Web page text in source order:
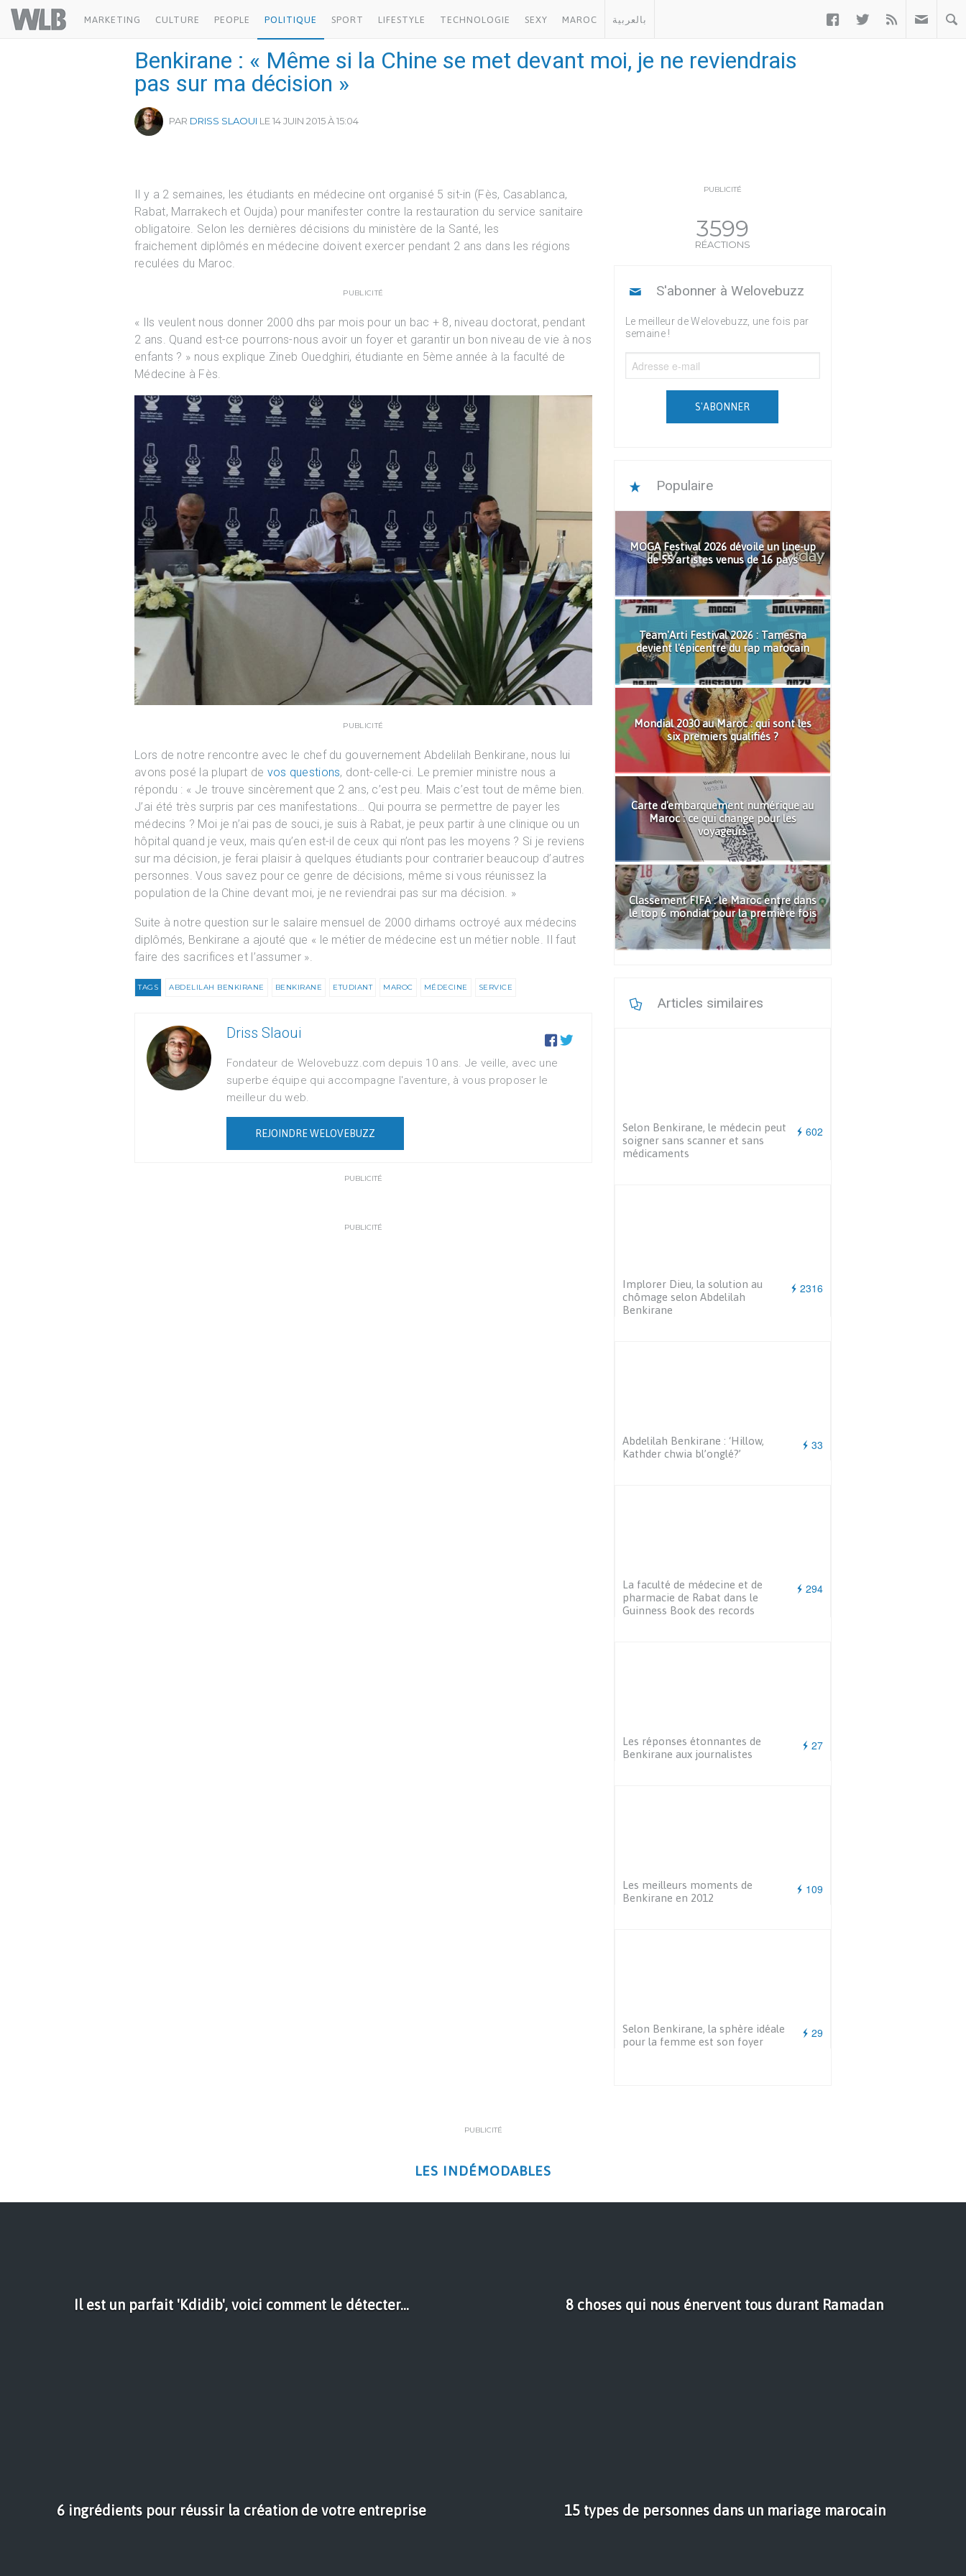
Welovebuzz
MARKETING CULTURE PEOPLE POLITIQUE SPORT LIFESTYLE TECHNOLOGIE SEXY MAROC بالعربية   
Benkirane : « Même si la Chine se met devant moi, je ne reviendrais
pas sur ma décision »
PAR DRISS SLAOUI LE 14 JUIN 2015 À 15:04
Il y a 2 semaines, les étudiants en médecine ont organisé 5 sit-in (Fès, Casablanca,
Rabat, Marrakech et Oujda) pour manifester contre la restauration du service sanitaire
obligatoire. Selon les dernières décisions du ministère de la Santé, les
fraichement diplômés en médecine doivent exercer pendant 2 ans dans les régions
reculées du Maroc.
PUBLICITÉ
« Ils veulent nous donner 2000 dhs par mois pour un bac + 8, niveau doctorat, pendant
2 ans. Quand est-ce pourrons-nous avoir un foyer et garantir un bon niveau de vie à nos
enfants ? » nous explique Zineb Ouedghiri, étudiante en 5ème année à la faculté de
Médecine à Fès.
PUBLICITÉ
Lors de notre rencontre avec le chef du gouvernement Abdelilah Benkirane, nous lui
avons posé la plupart de vos questions, dont-celle-ci. Le premier ministre nous a
répondu : « Je trouve sincèrement que 2 ans, c’est peu. Mais c’est tout de même bien.
J’ai été très surpris par ces manifestations… Qui pourra se permettre de payer les
médecins ? Moi je n’ai pas de souci, je suis à Rabat, je peux partir à une clinique ou un
hôpital quand je veux, mais qu’en est-il de ceux qui n’ont pas les moyens ? Si je reviens
sur ma décision, je ferai plaisir à quelques étudiants pour contrarier beaucoup d’autres
personnes. Vous savez pour ce genre de décisions, même si vous réunissez la
population de la Chine devant moi, je ne reviendrai pas sur ma décision. »
Suite à notre question sur le salaire mensuel de 2000 dirhams octroyé aux médecins
diplômés, Benkirane a ajouté que « le métier de médecine est un métier noble. Il faut
faire des sacrifices et l’assumer ».
TAGS ABDELILAH BENKIRANE BENKIRANE ETUDIANT MAROC MÉDECINE SERVICE
Driss Slaoui 

Fondateur de Welovebuzz.com depuis 10 ans. Je veille, avec une
superbe équipe qui accompagne l'aventure, à vous proposer le
meilleur du web.
REJOINDRE WELOVEBUZZ
PUBLICITÉ
PUBLICITÉ
PUBLICITÉ
3599
RÉACTIONS
S'abonner à Welovebuzz
Le meilleur de Welovebuzz, une fois par
semaine !
S'ABONNER
Populaire
MOGA Festival 2026 dévoile un line-up
de 55 artistes venus de 16 pays
Team'Arti Festival 2026 : Tamesna
devient l'épicentre du rap marocain
Mondial 2030 au Maroc : qui sont les
six premiers qualifiés ?
Carte d'embarquement numérique au
Maroc : ce qui change pour les
voyageurs
Classement FIFA : le Maroc entre dans
le top 6 mondial pour la première fois
Articles similaires
602
Selon Benkirane, le médecin peut
soigner sans scanner et sans
médicaments
2316
Implorer Dieu, la solution au
chômage selon Abdelilah
Benkirane
33
Abdelilah Benkirane : ‘Hillow,
Kathder chwia bl’onglé?’
294
La faculté de médecine et de
pharmacie de Rabat dans le
Guinness Book des records
27
Les réponses étonnantes de
Benkirane aux journalistes
109
Les meilleurs moments de
Benkirane en 2012
29
Selon Benkirane, la sphère idéale
pour la femme est son foyer
PUBLICITÉ
LES INDÉMODABLES
Il est un parfait 'Kdidib', voici comment le détecter... 8 choses qui nous énervent tous durant Ramadan
6 ingrédients pour réussir la création de votre entreprise 15 types de personnes dans un mariage marocain